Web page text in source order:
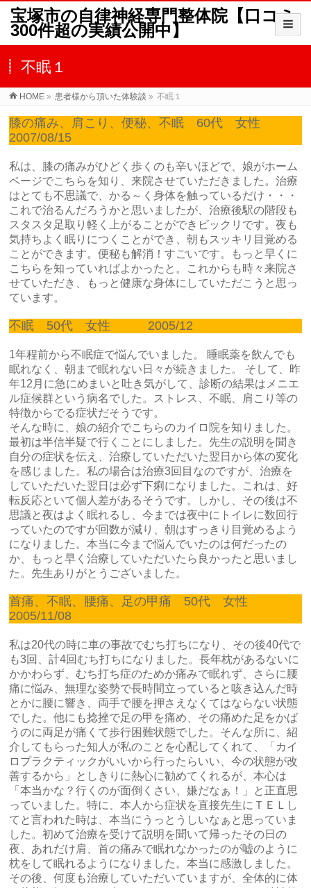
宝塚市の自律神経専門整体院【口コミ
300件超の実績公開中】
不眠１
HOME » 患者様から頂いた体験談 » 不眠１
膝の痛み、肩こり、便秘、不眠 60代 女性
2007/08/15
私は、膝の痛みがひどく歩くのも辛いほどで、娘がホーム
ページでこちらを知り、来院させていただきました。治療
はとても不思議で、かる～く身体を触っているだけ・・・
これで治るんだろうかと思いましたが、治療後駅の階段も
スタスタ足取り軽く上がることができビックリです。夜も
気持ちよく眠りにつくことができ、朝もスッキリ目覚める
ことができます。便秘も解消！すごいです。もっと早くに
こちらを知っていればよかったと。これからも時々来院さ
せていただき、もっと健康な身体にしていただこうと思っ
ています。
不眠 50代 女性 2005/12
1年程前から不眠症で悩んでいました。 睡眠薬を飲んでも
眠れなく、朝まで眠れない日々が続きました。 そして、昨
年12月に急にめまいと吐き気がして、診断の結果はメニエ
ル症候群という病名でした。ストレス、不眠、肩こり等の
特徴からでる症状だそうです。
そんな時に、娘の紹介でこちらのカイロ院を知りました。
最初は半信半疑で行くことにしました。先生の説明を聞き
自分の症状を伝え、治療していただいた翌日から体の変化
を感じました。私の場合は治療3回目なのですが、治療を
していただいた翌日は必ず下痢になりました。これは、好
転反応といて個人差があるそうです。しかし、その後は不
思議と夜はよく眠れるし、今までは夜中にトイレに数回行
っていたのですが回数が減り、朝はすっきり目覚めるよう
になりました。本当に今まで悩んでいたのは何だったの
か、もっと早く治療していただいたら良かったと思いまし
た。先生ありがとうございました。
首痛、不眠、腰痛、足の甲痛 50代 女性
2005/11/08
私は20代の時に車の事故でむち打ちになり、その後40代で
も3回、計4回むち打ちになりました。長年枕があるないに
かかわらず、むち打ち症のためか痛みで眠れず、さらに腰
痛に悩み、無理な姿勢で長時間立っていると咳き込んだ時
とかに腰に響き、両手で腰を押さえなくてはならない状態
でした。他にも捻挫で足の甲を痛め、その痛めた足をかば
うのに両足が痛くて歩行困難状態でした。そんな所に、紹
介してもらった知人が私のことを心配してくれて、「カイ
ロプラクティックがいいから行ったらいい、今の状態が改
善するから」としきりに熱心に勧めてくれるが、本心は
「本当かな？行くのが面倒くさい、嫌だなぁ！」と正直思
っていました。特に、本人から症状を直接先生にＴＥＬし
てと言われた時は、本当にうっとうしいなぁと思っていま
した。初めて治療を受けて説明を聞いて帰ったその日の
夜、あれだけ肩、首の痛みで眠れなかったのが嘘のように
枕をして眠れるようになりました。本当に感激しました。
その後、何度も治療していただいていますが、全体的に体